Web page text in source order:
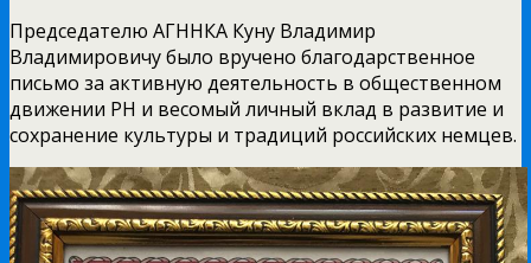
Председателю АГННКА Куну Владимир
Владимировичу было вручено благодарственное
письмо за активную деятельность в общественном
движении РН и весомый личный вклад в развитие и
сохранение культуры и традиций российских немцев.